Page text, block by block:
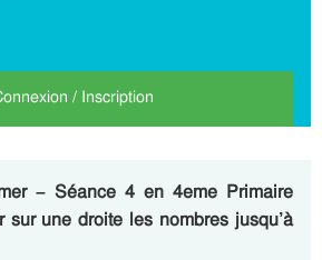
/ Inscription
– Séance 4 en 4eme Primaire
sur une droite les nombres jusqu’à